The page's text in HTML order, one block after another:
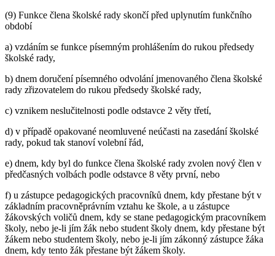
(9) Funkce člena školské rady skončí před uplynutím funkčního
období
a) vzdáním se funkce písemným prohlášením do rukou předsedy
školské rady,
b) dnem doručení písemného odvolání jmenovaného člena školské
rady zřizovatelem do rukou předsedy školské rady,
c) vznikem neslučitelnosti podle odstavce 2 věty třetí,
d) v případě opakované neomluvené neúčasti na zasedání školské
rady, pokud tak stanoví volební řád,
e) dnem, kdy byl do funkce člena školské rady zvolen nový člen v
předčasných volbách podle odstavce 8 věty první, nebo
f) u zástupce pedagogických pracovníků dnem, kdy přestane být v
základním pracovněprávním vztahu ke škole, a u zástupce
žákovských voličů dnem, kdy se stane pedagogickým pracovníkem
školy, nebo je-li jím žák nebo student školy dnem, kdy přestane být
žákem nebo studentem školy, nebo je-li jím zákonný zástupce žáka
dnem, kdy tento žák přestane být žákem školy.